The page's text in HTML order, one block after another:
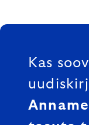
FOOTER
Kas